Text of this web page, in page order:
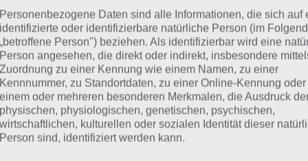
Zur Lösung
Zur Lösung
Zur Lösung
Zur Lösung
Personenbezogene Daten sind alle Informationen, die sich auf
identifizierte oder identifizierbare natürliche Person (im
„betroffene Person") beziehen. Als identifizierbar wird eine
Person angesehen, die direkt oder indirekt, insbesondere
Zuordnung zu einer Kennung wie einem Namen, zu einer
Kennnummer, zu Standortdaten, zu einer Online-Kennung oder
einem oder mehreren besonderen Merkmalen, die Ausdruck
physischen, physiologischen, genetischen, psychischen,
wirtschaftlichen, kulturellen oder sozialen Identität dieser
Person sind, identifiziert werden kann.